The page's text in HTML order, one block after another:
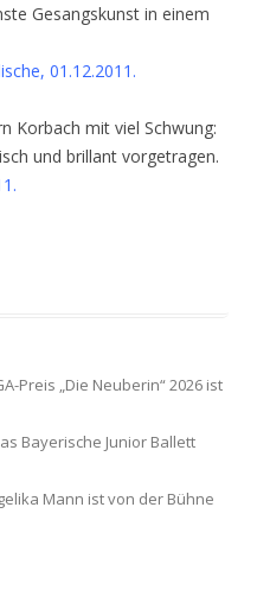
Gesangskunst in einem
01.12.2011.
Korbach mit viel Schwung:
und brillant vorgetragen.
Preis „Die Neuberin“ 2026 ist
Bayerische Junior Ballett
Mann ist von der Bühne